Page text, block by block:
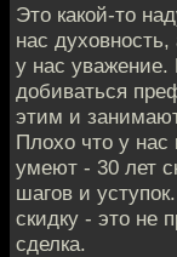
Это какой-то
нас
у нас
добиваться
этим и
Плохо что у нас
умеют - 30 лет
шагов и
скидку - это не
сделка.